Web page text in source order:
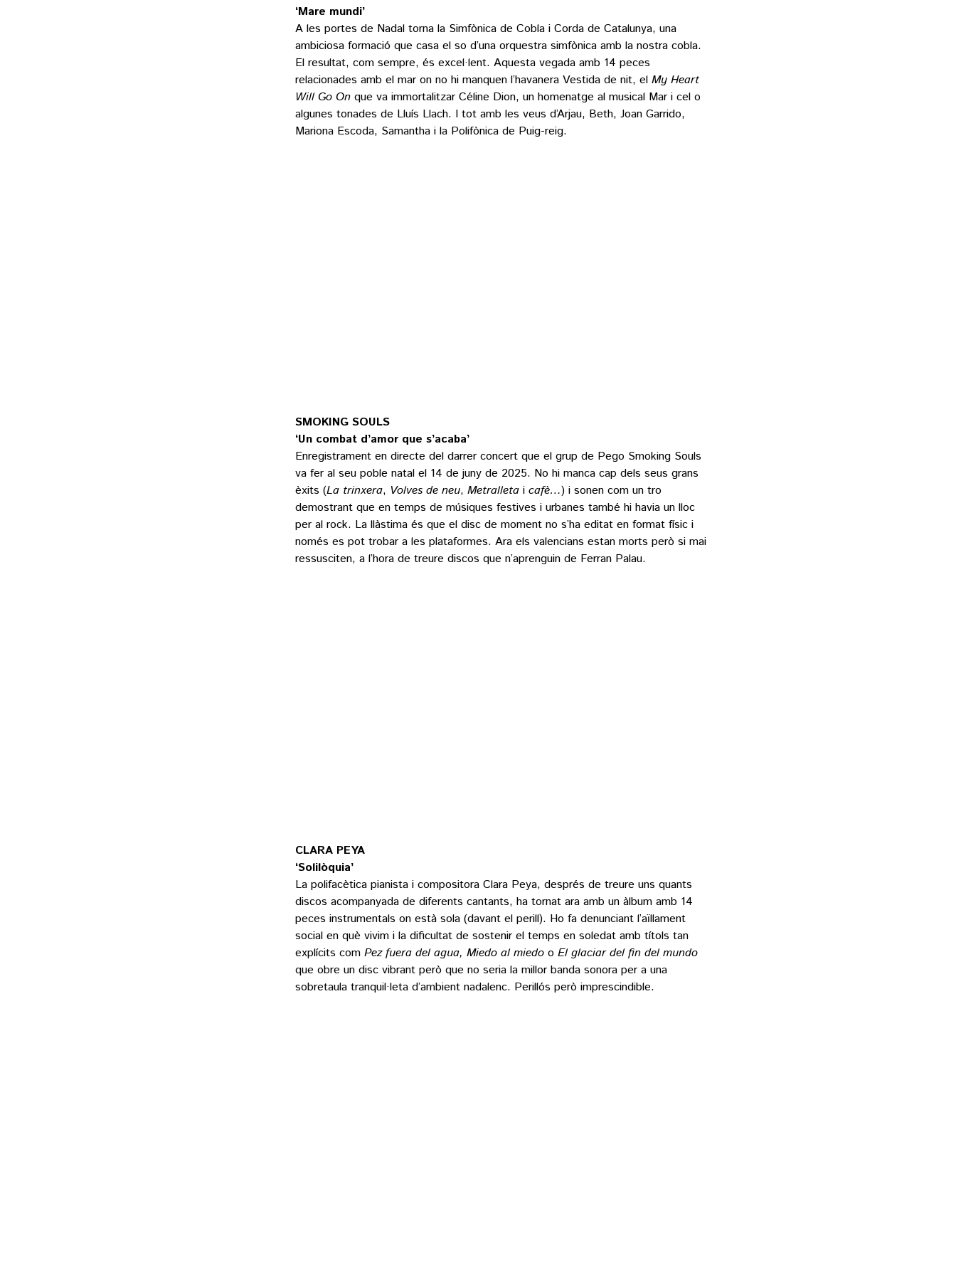
‘Mare mundi’
A les portes de Nadal torna la Simfònica de Cobla i Corda de Catalunya, una
ambiciosa formació que casa el so d’una orquestra simfònica amb la nostra cobla.
El resultat, com sempre, és excel·lent. Aquesta vegada amb 14 peces
relacionades amb el mar on no hi manquen l’havanera Vestida de nit, el My Heart
Will Go Onque va immortalitzar Céline Dion, un homenatge al musical Mar i cel o
algunes tonades de Lluís Llach. I tot amb les veus d’Arjau, Beth, Joan Garrido,
Mariona Escoda, Samantha i la Polifònica de Puig-reig.
SMOKING SOULS
‘Un combat d’amor que s’acaba’
Enregistrament en directe del darrer concert que el grup de Pego Smoking Souls
va fer al seu poble natal el 14 de juny de 2025. No hi manca cap dels seus grans
èxits (La trinxera, Volves de neu, Metralletai cafè…) i sonen com un tro
demostrant que en temps de músiques festives i urbanes també hi havia un lloc
per al rock. La llàstima és que el disc de moment no s’ha editat en format físic i
només es pot trobar a les plataformes. Ara els valencians estan morts però si mai
ressusciten, a l’hora de treure discos que n’aprenguin de Ferran Palau.
CLARA PEYA
‘Solilòquia’
La polifacètica pianista i compositora Clara Peya, després de treure uns quants
discos acompanyada de diferents cantants, ha tornat ara amb un àlbum amb 14
peces instrumentals on està sola (davant el perill). Ho fa denunciant l’aïllament
social en què vivim i la dificultat de sostenir el temps en soledat amb títols tan
explícits com Pez fuera del agua, Miedo al miedoo El glaciar del fin del mundo
que obre un disc vibrant però que no seria la millor banda sonora per a una
sobretaula tranquil·leta d’ambient nadalenc. Perillós però imprescindible.